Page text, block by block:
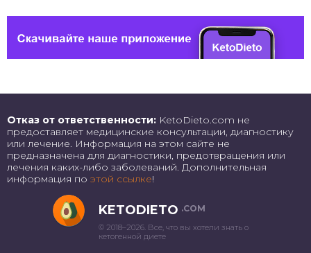
Отказ от ответственности: KetoDieto.com не
предоставляет медицинские консультации, диагностику
или лечение. Информация на этом сайте не
предназначена для диагностики, предотвращения или
лечения каких-либо заболеваний. Дополнительная
информация по этой ссылке!
KETODIETO .COM
© 2018–2026. Все, что вы хотели знать о
кетогенной диете